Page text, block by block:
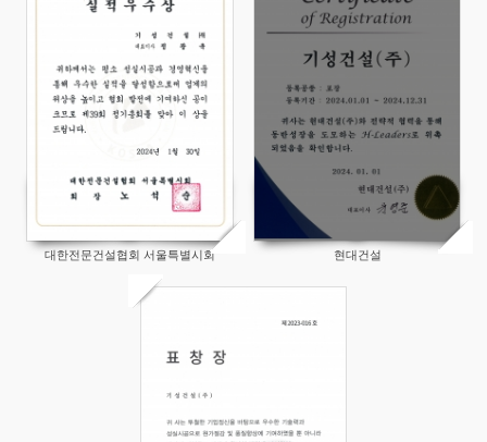
대한전문건설협회 서울특별시회 현대건설